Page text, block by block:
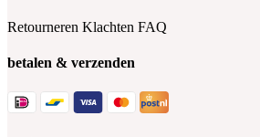
Retourneren Klachten FAQ
betalen & verzenden